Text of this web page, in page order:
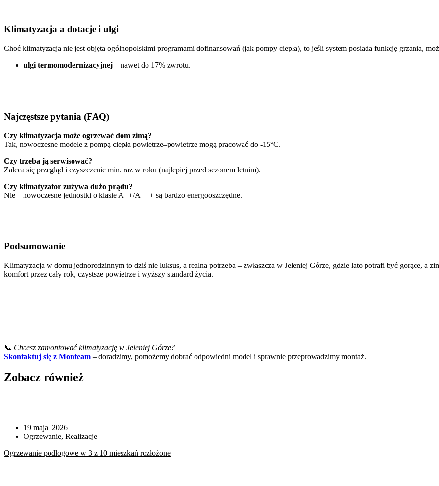
Klimatyzacja a dotacje i ulgi
Choć klimatyzacja nie jest objęta ogólnopolskimi programami dofinansowań (jak pompy ciepła), to jeśli system posiada funkcję grzania,
ulgi termomodernizacyjnej – nawet do 17% zwrotu.
Najczęstsze pytania (FAQ)
Czy klimatyzacja może ogrzewać dom zimą?
Tak, nowoczesne modele z pompą ciepła powietrze–powietrze mogą pracować do -15°C.
Czy trzeba ją serwisować?
Zaleca się przegląd i czyszczenie min. raz w roku (najlepiej przed sezonem letnim).
Czy klimatyzator zużywa dużo prądu?
Nie – nowoczesne jednostki o klasie A++/A+++ są bardzo energooszczędne.
Podsumowanie
Klimatyzacja w domu jednorodzinnym to dziś nie luksus, a realna potrzeba – zwłaszcza w Jeleniej Górze, gdzie lato potrafi być gorące, a
komfort przez cały rok, czystsze powietrze i wyższy standard życia.
📞 Chcesz zamontować klimatyzację w Jeleniej Górze?
Skontaktuj się z Monteam – doradzimy, pomożemy dobrać odpowiedni model i sprawnie przeprowadzimy montaż.
Zobacz również
19 maja, 2026
Ogrzewanie, Realizacje
Ogrzewanie podłogowe w 3 z 10 mieszkań rozłożone